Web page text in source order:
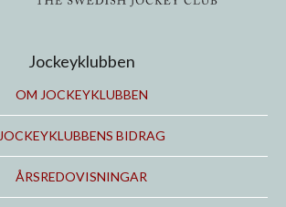
Jockeyklubben
OM JOCKEYKLUBBEN
JOCKEYKLUBBENS BIDRAG
ÅRSREDOVISNINGAR